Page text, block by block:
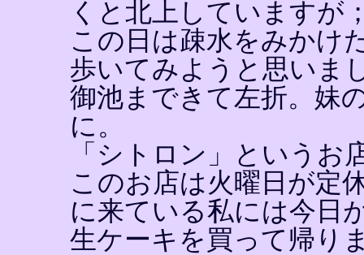
くと北上していますが
この日は疎水をみかけ
歩いてみようと思いま
御池まできて左折。妹
に。
「シトロン」というお
このお店は火曜日が定
に来ている私には今日
生ケーキを買って帰り